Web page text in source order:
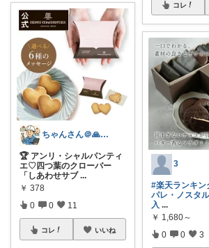
ちゃんさん＠🙏kansya👶1👶0
🏆 アンリ・シャルパンティ
エ♡四つ葉のクローバー
「しあわせサブ ...
￥ 378
0 0 11
コレ いいね
コレ
3
#楽天ランキン
パレ・ノスタ
入 ...
￥ 1,680～
0 0 3